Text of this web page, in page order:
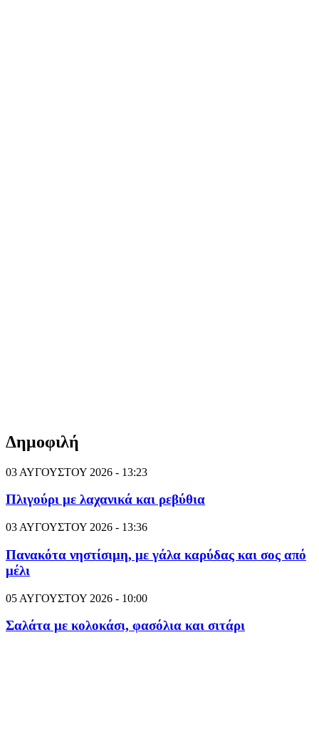
Δημοφιλή
03 ΑΥΓΟΥΣΤΟΥ 2026 - 13:23
Πλιγούρι με λαχανικά και ρεβύθια
03 ΑΥΓΟΥΣΤΟΥ 2026 - 13:36
Πανακότα νηστίσιμη, με γάλα καρύδας και σος από
μέλι
05 ΑΥΓΟΥΣΤΟΥ 2026 - 10:00
Σαλάτα με κολοκάσι, φασόλια και σιτάρι